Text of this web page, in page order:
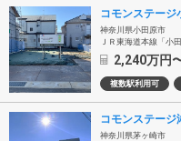
コモンステージ
神奈川県小田原市
ＪＲ東海道本線「小
2,240万円
複数駅利用可
コモンステージ
神奈川県茅ヶ崎市